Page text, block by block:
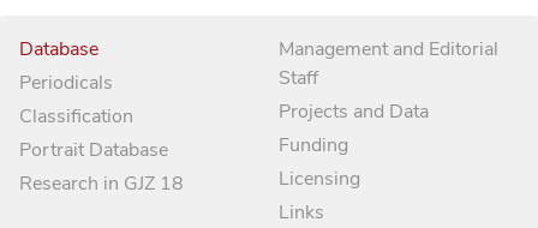
Database
Periodicals
Classification
Portrait Database
Research in GJZ 18
Management and Editorial
Staff
Projects and Data
Funding
Licensing
Links